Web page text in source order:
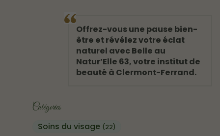
Catégories
Soins du visage (22)
Offrez-vous une pause bien-
être et révélez votre éclat
naturel avec Belle au
Natur’Elle 63, votre institut de
beauté à Clermont-Ferrand.